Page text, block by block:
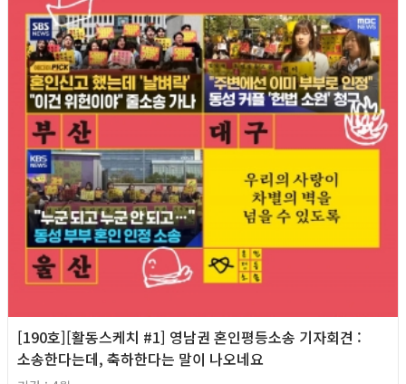
[190호][활동스케치 #1] 영남권 혼인평등소송 기자회견​ :
소송한다는데, 축하한다는 말이 나오네요